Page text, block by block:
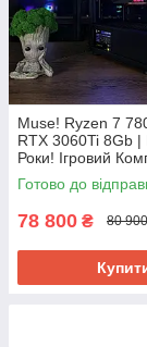
Muse! Ryzen 7
RTX 3060Ti 8Gb |
Роки! Ігровий
від Магазин
Готово до
78 800 ₴ 80